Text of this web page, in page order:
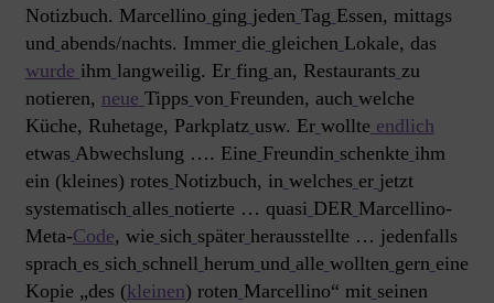
Notizbuch. Marcellino ging jeden Tag Essen, mittags
und abends/nachts. Immer die gleichen Lokale, das
wurde ihm langweilig. Er fing an, Restaurants zu
notieren, neue Tipps von Freunden, auch welche
Küche, Ruhetage, Parkplatz usw. Er wollte endlich
etwas Abwechslung …. Eine Freundin schenkte ihm
ein (kleines) rotes Notizbuch, in welches er jetzt
systematisch alles notierte … quasi DER Marcellino-
Meta-Code, wie sich später herausstellte … jedenfalls
sprach es sich schnell herum und alle wollten gern eine
Kopie „des (kleinen) roten Marcellino“ mit seinen